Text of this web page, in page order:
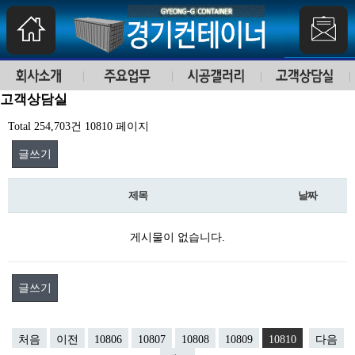
고객상담실
Total 254,703건 10810 페이지
글쓰기
제목 날짜
게시물이 없습니다.
글쓰기
처음 이전 10806 10807 10808 10809 10810
다음